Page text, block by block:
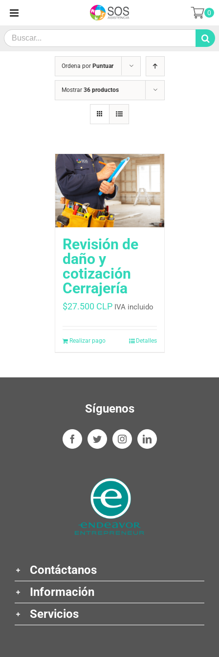
contenido
Search
for:
0
Ordena por Puntuar
Mostrar 36 productos
Revisión de
daño y
cotización
Cerrajería
$27.500 CLP IVA incluido
Realizar pago Detalles
Síguenos
Contáctanos
Información
Servicios